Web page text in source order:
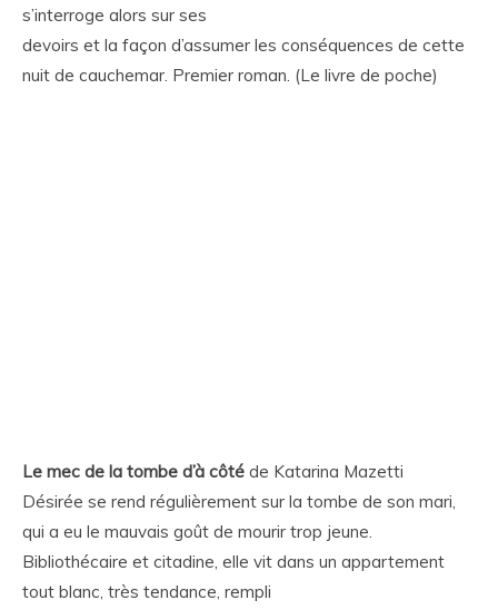
s’interroge alors sur ses
devoirs et la façon d’assumer les conséquences de cette
nuit de cauchemar. Premier roman. (Le livre de poche)
Le mec de la tombe d’à côté de Katarina Mazetti
Désirée se rend régulièrement sur la tombe de son mari,
qui a eu le mauvais goût de mourir trop jeune.
Bibliothécaire et citadine, elle vit dans un appartement
tout blanc, très tendance, rempli